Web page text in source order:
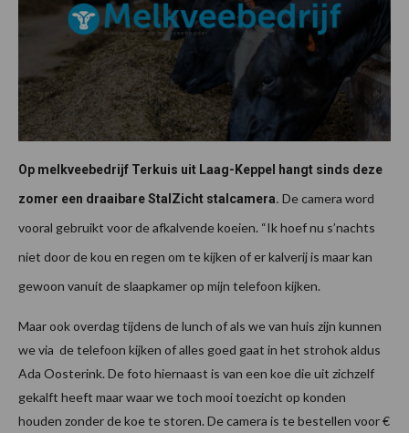
Op melkveebedrijf Terkuis uit Laag-Keppel hangt sinds deze
zomer een draaibare StalZicht stalcamera. De camera word
vooral gebruikt voor de afkalvende koeien. “Ik hoef nu s’nachts
niet door de kou en regen om te kijken of er kalverij is maar kan
gewoon vanuit de slaapkamer op mijn telefoon kijken.
Maar ook overdag tijdens de lunch of als we van huis zijn kunnen
we via de telefoon kijken of alles goed gaat in het strohok aldus
Ada Oosterink. De foto hiernaast is van een koe die uit zichzelf
gekalft heeft maar waar we toch mooi toezicht op konden
houden zonder de koe te storen. De camera is te bestellen voor €